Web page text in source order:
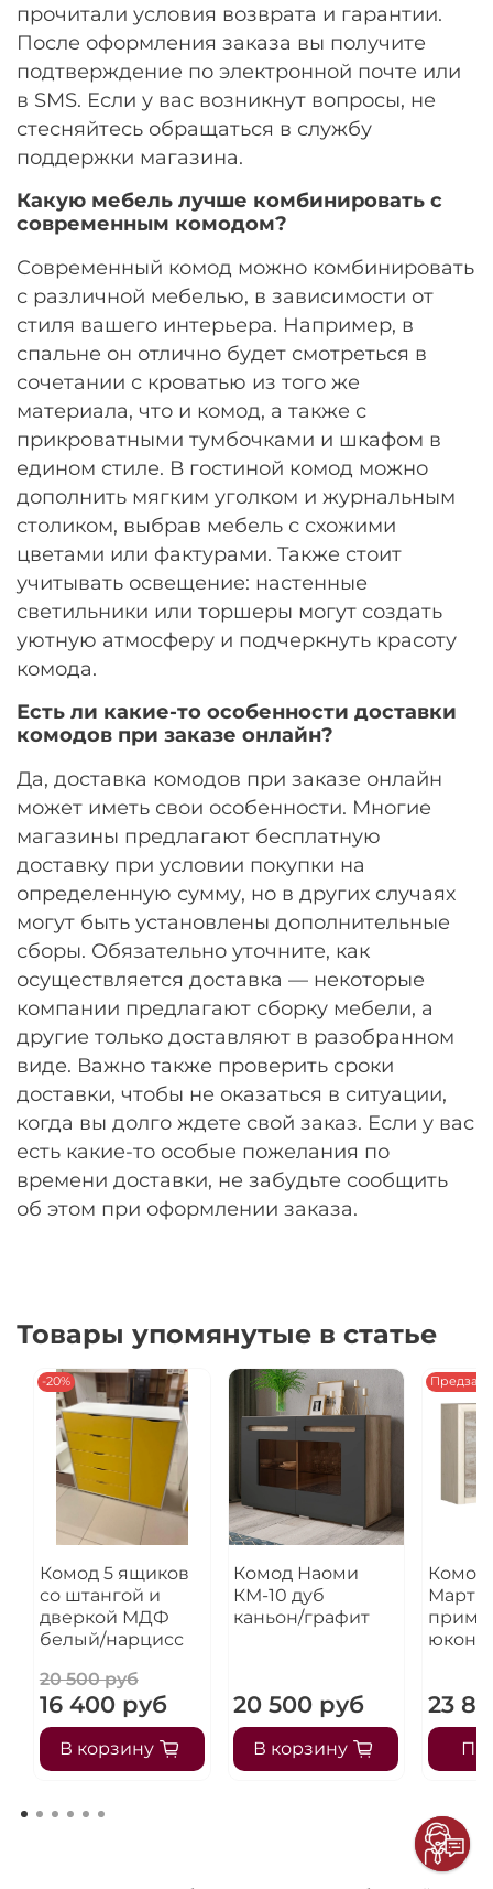
прочитали условия возврата и гарантии.
После оформления заказа вы получите
подтверждение по электронной почте или
в SMS. Если у вас возникнут вопросы, не
стесняйтесь обращаться в службу
поддержки магазина.
Какую мебель лучше комбинировать с
современным комодом?
Современный комод можно комбинировать
с различной мебелью, в зависимости от
стиля вашего интерьера. Например, в
спальне он отлично будет смотреться в
сочетании с кроватью из того же
материала, что и комод, а также с
прикроватными тумбочками и шкафом в
едином стиле. В гостиной комод можно
дополнить мягким уголком и журнальным
столиком, выбрав мебель с схожими
цветами или фактурами. Также стоит
учитывать освещение: настенные
светильники или торшеры могут создать
уютную атмосферу и подчеркнуть красоту
комода.
Есть ли какие-то особенности доставки
комодов при заказе онлайн?
Да, доставка комодов при заказе онлайн
может иметь свои особенности. Многие
магазины предлагают бесплатную
доставку при условии покупки на
определенную сумму, но в других случаях
могут быть установлены дополнительные
сборы. Обязательно уточните, как
осуществляется доставка — некоторые
компании предлагают сборку мебели, а
другие только доставляют в разобранном
виде. Важно также проверить сроки
доставки, чтобы не оказаться в ситуации,
когда вы долго ждете свой заказ. Если у вас
есть какие-то особые пожелания по
времени доставки, не забудьте сообщить
об этом при оформлении заказа.
Товары упомянутые в статье
-20%
Комод 5 ящиков
со штангой и
дверкой МДФ
белый/нарцисс
20 500 руб
16 400 руб
В корзину
Комод Наоми
КМ-10 дуб
каньон/графит
20 500 руб
В корзину
Комод
юкон
23